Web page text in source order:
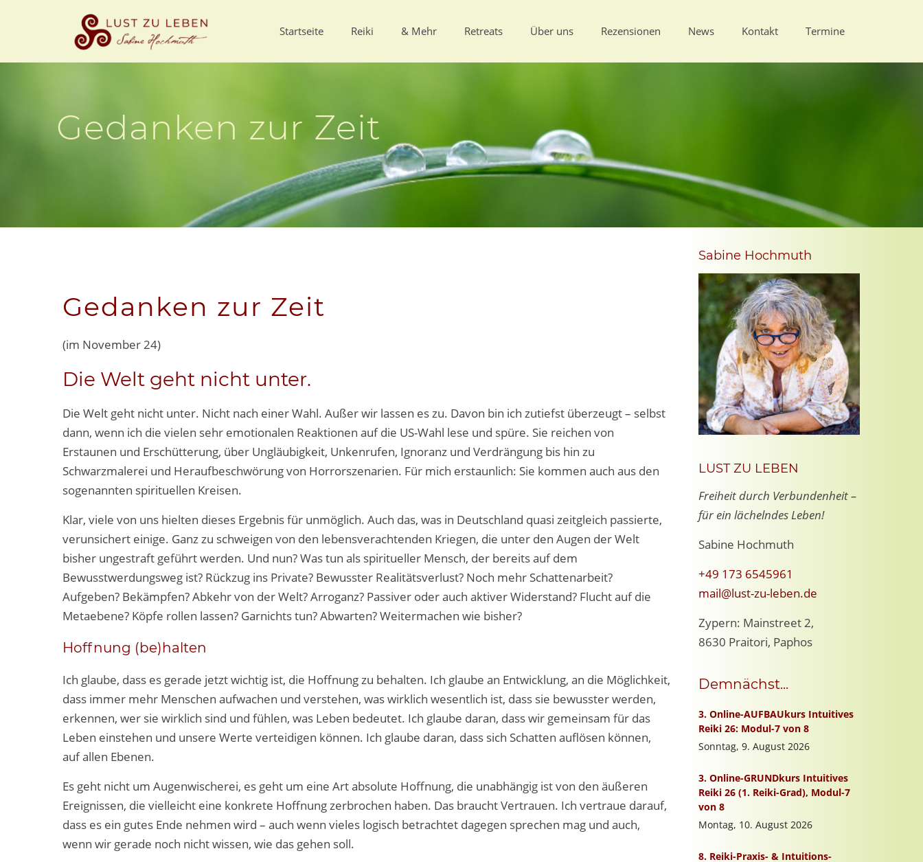
Startseite Reiki & Mehr Retreats Über uns Rezensionen News Kontakt Termine
Gedanken zur Zeit
Gedanken zur Zeit
(im November 24)
Die Welt geht nicht unter.
Die Welt geht nicht unter. Nicht nach einer Wahl. Außer wir lassen es zu. Davon bin ich zutiefst überzeugt – selbst
dann, wenn ich die vielen sehr emotionalen Reaktionen auf die US-Wahl lese und spüre. Sie reichen von
Erstaunen und Erschütterung, über Ungläubigkeit, Unkenrufen, Ignoranz und Verdrängung bis hin zu
Schwarzmalerei und Heraufbeschwörung von Horrorszenarien. Für mich erstaunlich: Sie kommen auch aus den
sogenannten spirituellen Kreisen.
Klar, viele von uns hielten dieses Ergebnis für unmöglich. Auch das, was in Deutschland quasi zeitgleich passierte,
verunsichert einige. Ganz zu schweigen von den lebensverachtenden Kriegen, die unter den Augen der Welt
bisher ungestraft geführt werden. Und nun? Was tun als spiritueller Mensch, der bereits auf dem
Bewusstwerdungsweg ist? Rückzug ins Private? Bewusster Realitätsverlust? Noch mehr Schattenarbeit?
Aufgeben? Bekämpfen? Abkehr von der Welt? Arroganz? Passiver oder auch aktiver Widerstand? Flucht auf die
Metaebene? Köpfe rollen lassen? Garnichts tun? Abwarten? Weitermachen wie bisher?
Hoffnung (be)halten
Ich glaube, dass es gerade jetzt wichtig ist, die Hoffnung zu behalten. Ich glaube an Entwicklung, an die Möglichkeit,
dass immer mehr Menschen aufwachen und verstehen, was wirklich wesentlich ist, dass sie bewusster werden,
erkennen, wer sie wirklich sind und fühlen, was Leben bedeutet. Ich glaube daran, dass wir gemeinsam für das
Leben einstehen und unsere Werte verteidigen können. Ich glaube daran, dass sich Schatten auflösen können,
auf allen Ebenen.
Es geht nicht um Augenwischerei, es geht um eine Art absolute Hoffnung, die unabhängig ist von den äußeren
Ereignissen, die vielleicht eine konkrete Hoffnung zerbrochen haben. Das braucht Vertrauen. Ich vertraue darauf,
dass es ein gutes Ende nehmen wird – auch wenn vieles logisch betrachtet dagegen sprechen mag und auch,
wenn wir gerade noch nicht wissen, wie das gehen soll.
Sabine Hochmuth
LUST ZU LEBEN
Freiheit durch Verbundenheit –
für ein lächelndes Leben!
Sabine Hochmuth
+49 173 6545961
mail@lust-zu-leben.de
Zypern: Mainstreet 2,
8630 Praitori, Paphos
Demnächst...